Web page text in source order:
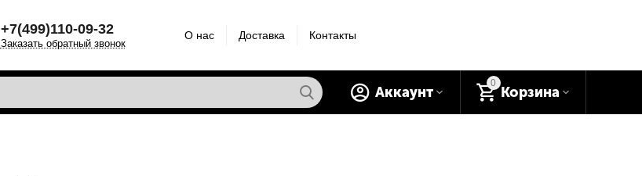
+7(499)110-09-32
Заказать обратный звонок
О нас Доставка Контакты
0
Корзина
Аккаунт